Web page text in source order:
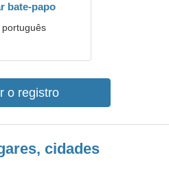
bate-papo
português
o registro
cidades